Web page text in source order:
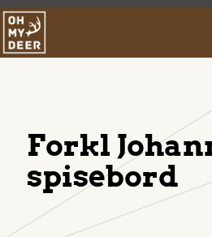
Forkl
spisebord